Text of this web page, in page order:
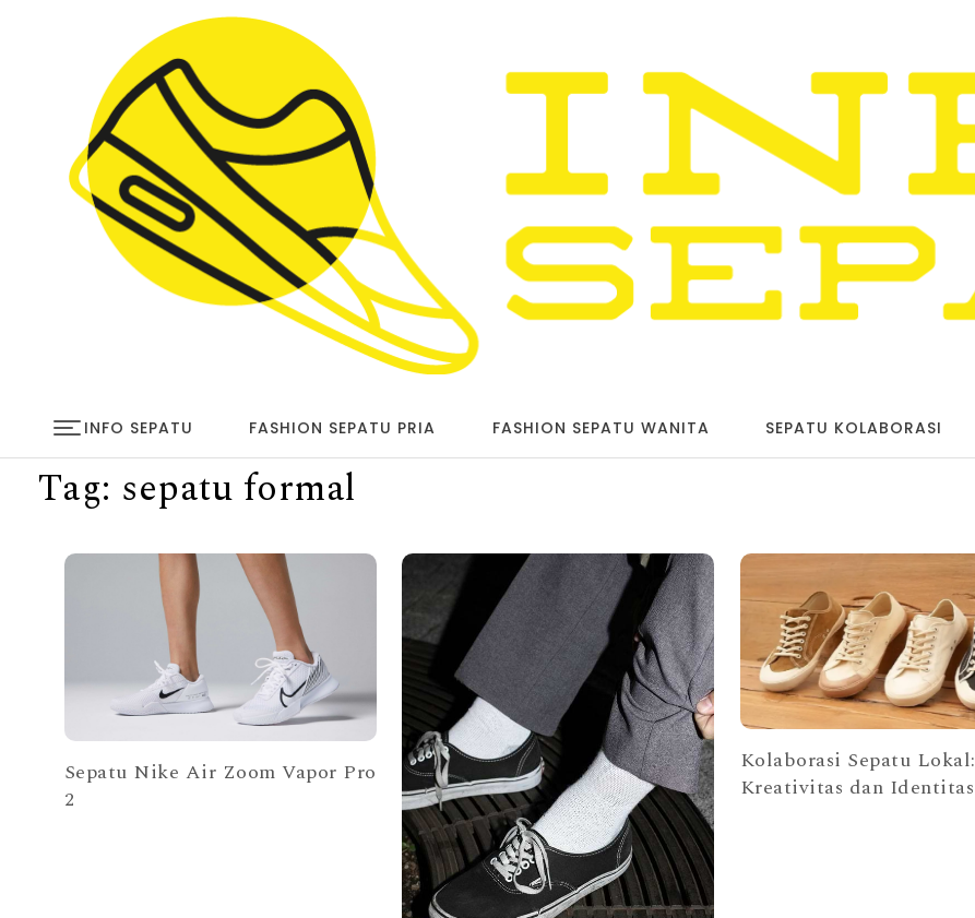
INFO SEPATU FASHION SEPATU PRIA FASHION SEPATU WANITA SEPATU KOLABORASI
Tag: sepatu formal
Sepatu Nike Air Zoom Vapor Pro
2
Kolaborasi Sepatu Lokal:
Kreativitas dan Identitas